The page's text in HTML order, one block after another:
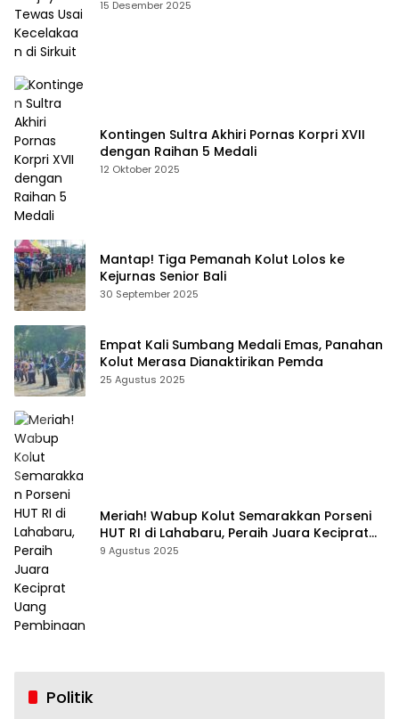
15 Desember 2025
Kontingen Sultra Akhiri Pornas Korpri XVII
dengan Raihan 5 Medali
12 Oktober 2025
Mantap! Tiga Pemanah Kolut Lolos ke
Kejurnas Senior Bali
30 September 2025
Empat Kali Sumbang Medali Emas, Panahan
Kolut Merasa Dianaktirikan Pemda
25 Agustus 2025
Meriah! Wabup Kolut Semarakkan Porseni
HUT RI di Lahabaru, Peraih Juara Keciprat
Uang Pembinaan
9 Agustus 2025
Politik